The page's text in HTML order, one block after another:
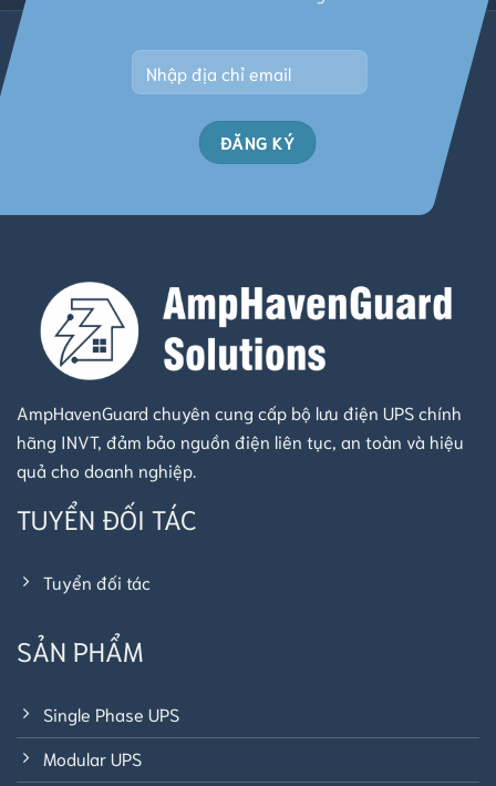
AmpHavenGuard chuyên cung cấp bộ lưu điện UPS chính
hãng INVT, đảm bảo nguồn điện liên tục, an toàn và hiệu
quả cho doanh nghiệp.
TUYỂN ĐỐI TÁC
Tuyển đối tác
SẢN PHẨM
Single Phase UPS
Modular UPS